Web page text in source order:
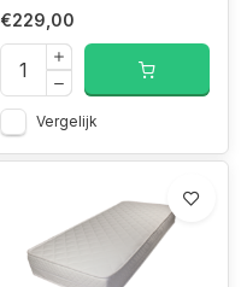
€229,00
Vergelijk